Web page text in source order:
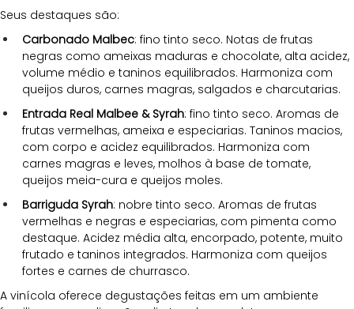
Seus destaques são:
Carbonado Malbec: fino tinto seco. Notas de frutas
negras como ameixas maduras e chocolate, alta acidez,
volume médio e taninos equilibrados. Harmoniza com
queijos duros, carnes magras, salgados e charcutarias.
Entrada Real Malbee & Syrah: fino tinto seco. Aromas de
frutas vermelhas, ameixa e especiarias. Taninos macios,
com corpo e acidez equilibrados. Harmoniza com
carnes magras e leves, molhos à base de tomate,
queijos meia-cura e queijos moles.
Barriguda Syrah: nobre tinto seco. Aromas de frutas
vermelhas e negras e especiarias, com pimenta como
destaque. Acidez média alta, encorpado, potente, muito
frutado e taninos integrados. Harmoniza com queijos
fortes e carnes de churrasco.
A vinícola oferece degustações feitas em um ambiente